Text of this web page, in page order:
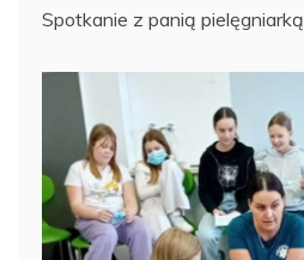
Spotkanie z panią pielęgniarką